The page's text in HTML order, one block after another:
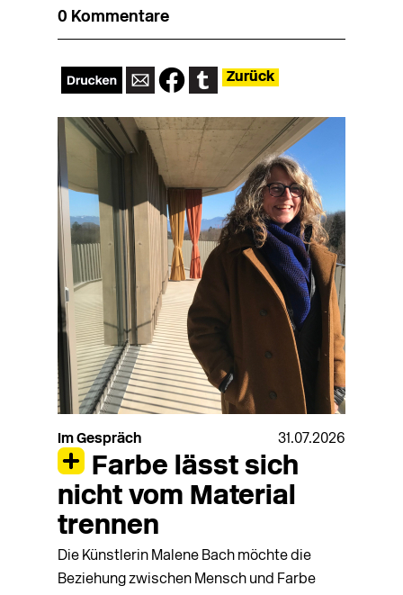
0 Kommentare
Zurück
Im Gespräch 31.07.2026
Farbe lässt sich
nicht vom Material
trennen
Die Künstlerin Malene Bach möchte die
Beziehung zwischen Mensch und Farbe